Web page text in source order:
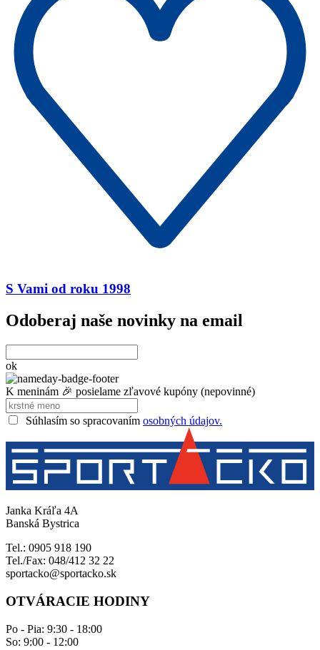
S Vami od roku 1998
Odoberaj naše novinky na email
ok
K meninám 🎉 posielame zľavové kupóny (nepovinné)
Súhlasím so spracovaním osobných údajov.
Janka Kráľa 4A
Banská Bystrica
Tel.: 0905 918 190
Tel./Fax: 048/412 32 22
sportacko@sportacko.sk
OTVÁRACIE HODINY
Po - Pia: 9:30 - 18:00
So: 9:00 - 12:00